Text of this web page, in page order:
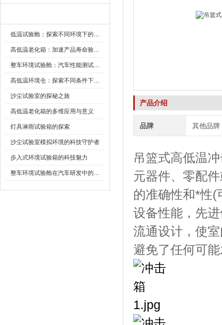
低温试验舱：探索不同环境下的科技边界
高低温老化箱：加速产品寿命验证的可靠伙伴
整车环境试验舱：汽车性能测试的设备
高低温环境仓：探索不同条件下的科学奥秘
沙尘试验室的探秘之旅
高低温老化箱的多维应用与意义
灯具淋雨试验箱的探索
沙尘试验室模拟环境的科技守护者
步入式环境试验箱的科技魅力
整车环境试验舱在汽车研发中的作用
产品介绍
品牌 其他品牌
吊篮式高低温
元器件、零
的准确性和*性(
设备性能，先
流通设计，使
避免了任何可能